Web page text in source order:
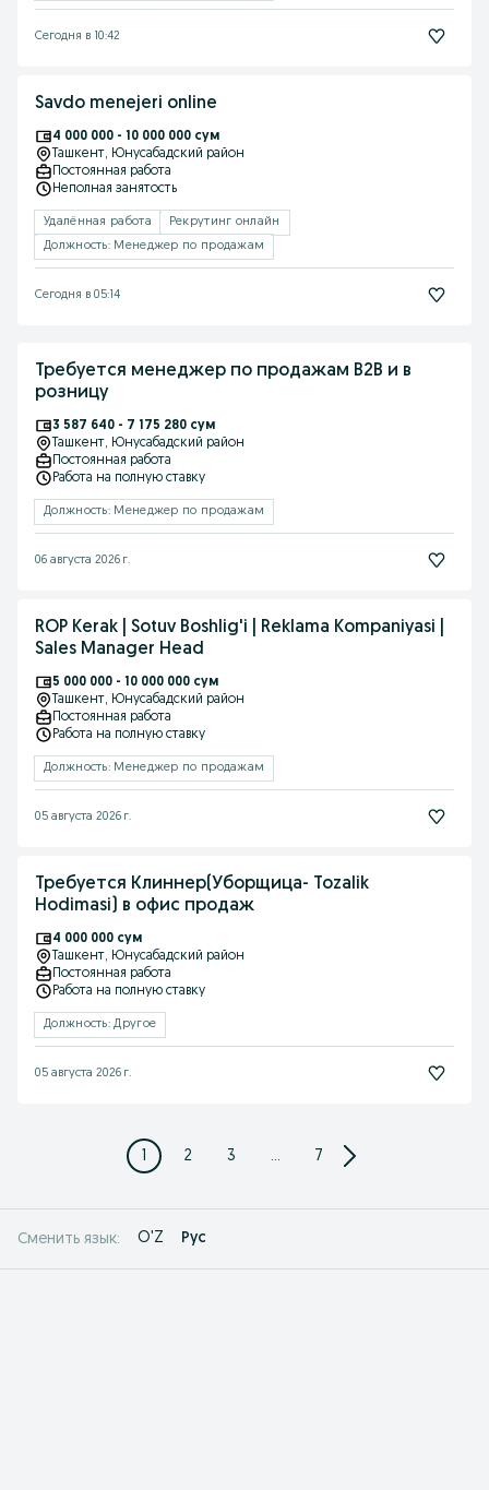
Сегодня в 10:42
Savdo menejeri online
4 000 000 - 10 000 000 сум
Ташкент, Юнусабадский район
Постоянная работа
Неполная занятость
Удалённая работа
Рекрутинг онлайн
Должность: Менеджер по продажам
Сегодня в 05:14
Требуется менеджер по продажам B2B и в
розницу
3 587 640 - 7 175 280 сум
Ташкент, Юнусабадский район
Постоянная работа
Работа на полную ставку
Должность: Менеджер по продажам
06 августа 2026 г.
ROP Kerak | Sotuv Boshlig'i | Reklama Kompaniyasi |
Sales Manager Head
5 000 000 - 10 000 000 сум
Ташкент, Юнусабадский район
Постоянная работа
Работа на полную ставку
Должность: Менеджер по продажам
05 августа 2026 г.
Требуется Клиннер(Уборщица- Tozalik
Hodimasi) в офис продаж
4 000 000 сум
Ташкент, Юнусабадский район
Постоянная работа
Работа на полную ставку
Должность: Другое
05 августа 2026 г.
1 2 3 ... 7
Сменить язык: O'Z Рус